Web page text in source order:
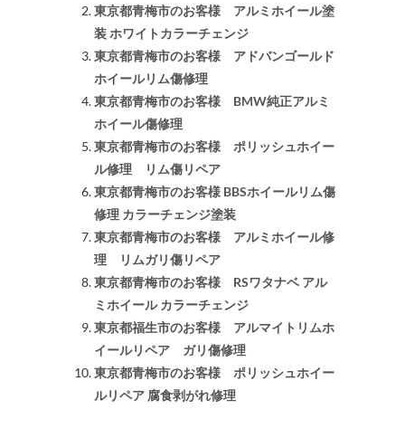
東京都青梅市のお客様 アルミホイール塗
装 ホワイトカラーチェンジ
東京都青梅市のお客様 アドバンゴールド
ホイールリム傷修理
東京都青梅市のお客様 BMW純正アルミ
ホイール傷修理
東京都青梅市のお客様 ポリッシュホイー
ル修理 リム傷リペア
東京都青梅市のお客様 BBSホイールリム傷
修理 カラーチェンジ塗装
東京都青梅市のお客様 アルミホイール修
理 リムガリ傷リペア
東京都青梅市のお客様 RSワタナベ アル
ミホイール カラーチェンジ
東京都福生市のお客様 アルマイトリムホ
イールリペア ガリ傷修理
東京都青梅市のお客様 ポリッシュホイー
ルリペア 腐食剥がれ修理